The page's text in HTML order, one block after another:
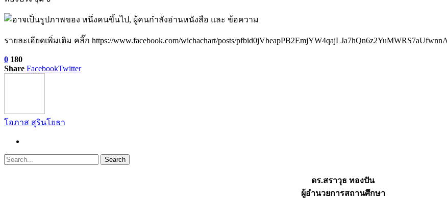
รายละเอียดเพิ่มเติม คลิ๊ก https://www.facebook.com/wichachart/posts/
0 180
Share FacebookTwitter
โอภาส สุรินโยธา
ดร.สราวุธ ทองปัน
ผู้อำนวยการสถานศึกษา